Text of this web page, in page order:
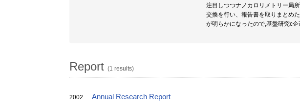
注目しつつナノカロリメトリー局
交換を行い、報告書を取りまとめ
が明らかになったので,基盤研究c
Report (1 results)
2002 Annual Research Report